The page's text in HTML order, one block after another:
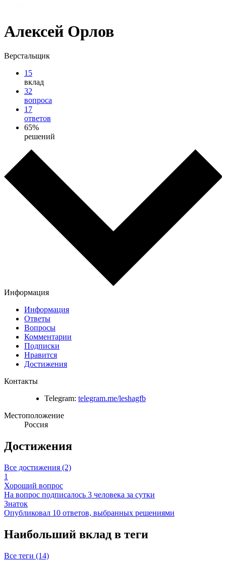
Алексей Орлов
Верстальщик
15
вклад
32
вопроса
17
ответов
65%
решений
Информация
Информация
Ответы
Вопросы
Комментарии
Подписки
Нравится
Достижения
Контакты
Telegram: telegram.me/leshagfb
Местоположение
Россия
Достижения
Все достижения (2)
1
Хороший вопрос
На вопрос подписалось 3 человека за сутки
Знаток
Опубликовал 10 ответов, выбранных решениями
Наибольший вклад в теги
Все теги (14)